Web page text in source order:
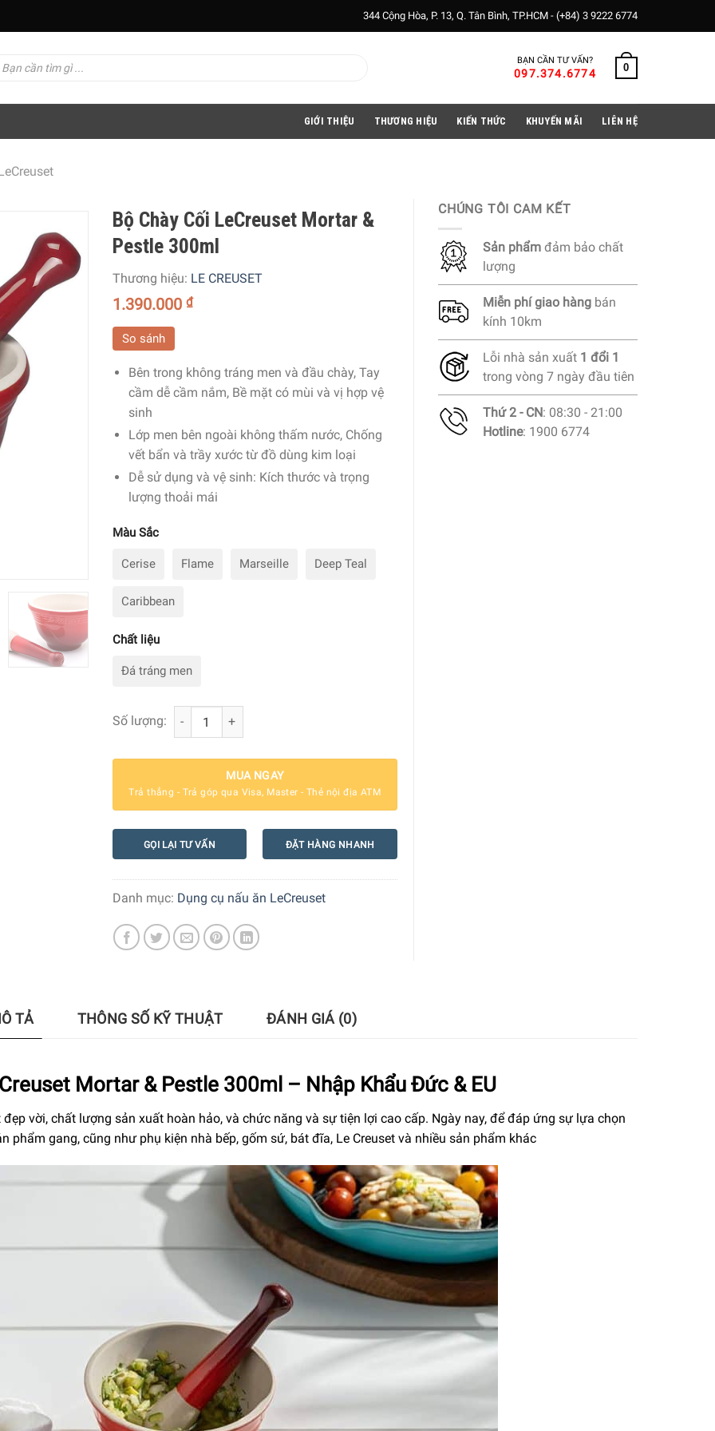
344 Cộng Hòa, P. 13, Q. Tân Bình, TP.HCM - (+84) 3 9222 6774
BẠN CẦN TƯ VẤN?
097.374.6774 0
GIỚI THIỆU THƯƠNG HIỆU KIẾN THỨC KHUYẾN MÃI LIÊN HỆ
Bộ Chày Cối LeCreuset Mortar &
Pestle 300ml
Thương hiệu: LE CREUSET
1.390.000 ₫
So sánh
Bên trong không tráng men và đầu chày, Tay
cầm dễ cầm nắm, Bề mặt có mùi và vị hợp vệ
sinh
Lớp men bên ngoài không thấm nước, Chống
vết bẩn và trầy xước từ đồ dùng kim loại
Dễ sử dụng và vệ sinh: Kích thước và trọng
lượng thoải mái
Màu Sắc
Cerise Flame Marseille Deep Teal
Caribbean
Chất liệu
Đá tráng men
Số lượng: Bộ Chày Cối LeCreuset Mortar & Pestle 300ml số lượng
MUA NGAY
Trả thẳng - Trả góp qua Visa, Master - Thẻ nội địa ATM
GỌI LẠI TƯ VẤN ĐẶT HÀNG NHANH
Danh mục: Dụng cụ nấu ăn LeCreuset
CHÚNG TÔI CAM KẾT
Sản phẩm đảm bảo chất
lượng
Miễn phígiao hàng bán
kính 10km
Lỗi nhà sản xuất 1 đổi 1
trong vòng 7 ngày đầu tiên
Thứ 2 - CN: 08:30 - 21:00
Hotline: 1900 6774
TẢ THÔNG SỐ KỸ THUẬT ĐÁNH GIÁ (0)
Mortar & Pestle 300ml – Nhập Khẩu Đức & EU
vời, chất lượng sản xuất hoàn hảo, và chức năng và sự tiện lợi cao cấp. Ngày nay, để đáp ứng sự lựa chọn
phẩm gang, cũng như phụ kiện nhà bếp, gốm sứ, bát đĩa, Le Creuset và nhiều sản phẩm khác